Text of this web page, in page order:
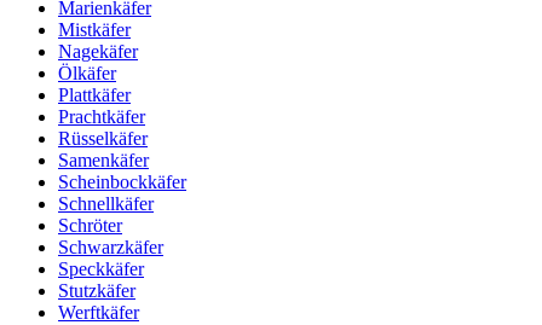
Marienkäfer
Mistkäfer
Nagekäfer
Ölkäfer
Plattkäfer
Prachtkäfer
Rüsselkäfer
Samenkäfer
Scheinbockkäfer
Schnellkäfer
Schröter
Schwarzkäfer
Speckkäfer
Stutzkäfer
Werftkäfer